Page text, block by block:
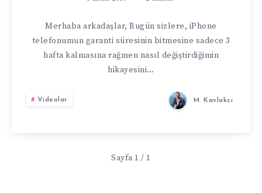
Merhaba arkadaşlar, Bugün sizlere, iPhone
telefonumun garanti süresinin bitmesine sadece 3
hafta kalmasına rağmen nasıl değiştirdiğimin
hikayesini…
Videolar M. Kavlakcı
Sayfa 1 / 1